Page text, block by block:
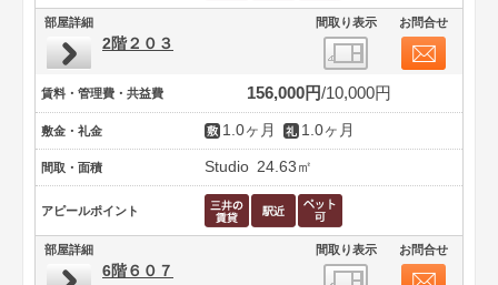
部屋詳細 間取り表示 お問合せ
2階２０３
賃料・管理費・共益費 156,000円 10,000円
敷金・礼金 1.0ヶ月 1.0ヶ月
間取・面積 Studio 24.63㎡
アピールポイント
部屋詳細 間取り表示 お問合せ
6階６０７